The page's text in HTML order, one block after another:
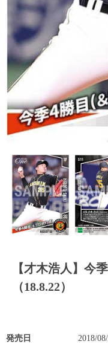
【才木浩人】今
（18.8.22）
発売日 2018/